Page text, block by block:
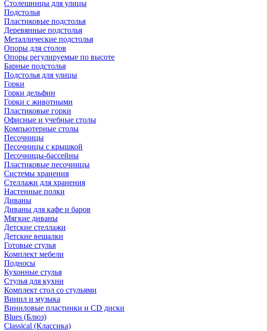
Столешницы для улицы
Подстолья
Пластиковые подстолья
Деревянные подстолья
Металлические подстолья
Опоры для столов
Опоры регулируемые по высоте
Барные подстолья
Подстолья для улицы
Горки
Горки дельфин
Горки с животными
Пластиковые горки
Офисные и учебные столы
Компьютерные столы
Песочницы
Песочницы с крышкой
Песочницы-бассейны
Пластиковые песочницы
Системы хранения
Стеллажи для хранения
Настенные полки
Диваны
Диваны для кафе и баров
Мягкие диваны
Детские стеллажи
Детские вешалки
Готовые стулья
Комплект мебели
Подносы
Кухонные стулья
Стулья для кухни
Комплект стол со стульями
Винил и музыка
Виниловые пластинки и CD диски
Blues (Блюз)
Classical (Классика)